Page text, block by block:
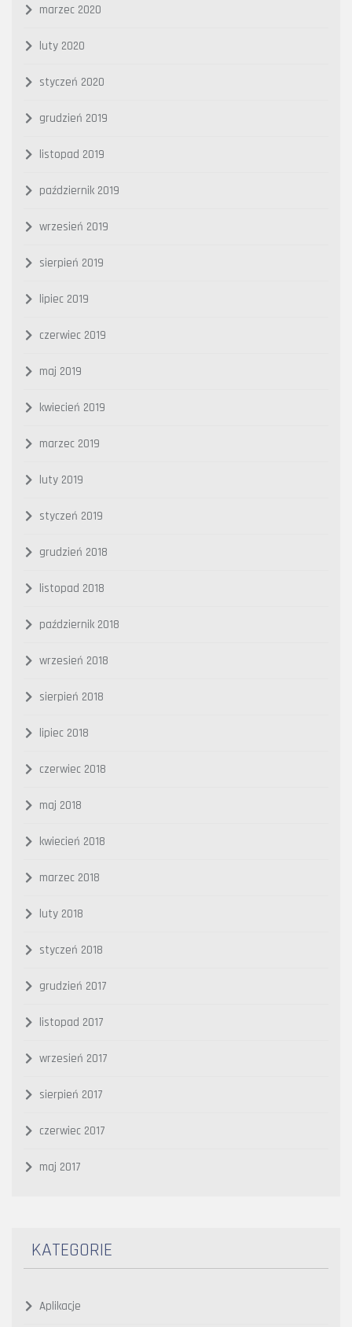
marzec 2020
luty 2020
styczeń 2020
grudzień 2019
listopad 2019
październik 2019
wrzesień 2019
sierpień 2019
lipiec 2019
czerwiec 2019
maj 2019
kwiecień 2019
marzec 2019
luty 2019
styczeń 2019
grudzień 2018
listopad 2018
październik 2018
wrzesień 2018
sierpień 2018
lipiec 2018
czerwiec 2018
maj 2018
kwiecień 2018
marzec 2018
luty 2018
styczeń 2018
grudzień 2017
listopad 2017
wrzesień 2017
sierpień 2017
czerwiec 2017
maj 2017
KATEGORIE
Aplikacje